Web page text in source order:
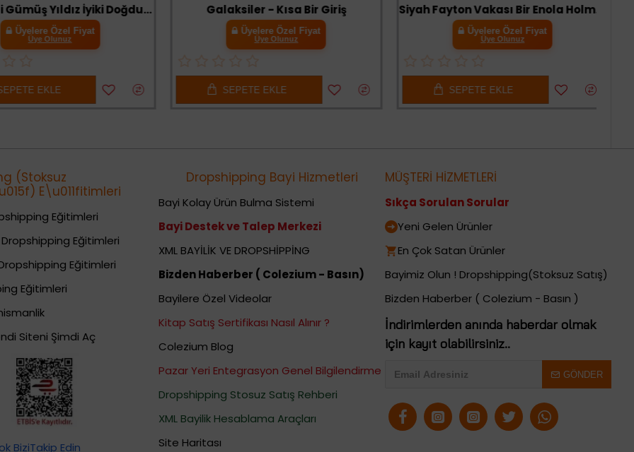
Mavi Üzeri Gümüş Yıldız İyiki Doğdun Flama Süs
Üyelere Özel Fiyat
Üye Olunuz
EKLE
Galaksiler - Kısa Bir Giriş
Üyelere Özel Fiyat
Üye Olunuz
SEPETE EKLE
Siyah Fayton Vakası Bir Enola Holmes Gizemi
Üyelere Özel Fiyat
Üye Olunuz
SEPETE EKLE
(Stoksuz
E\u011fitimleri
Eğitimleri
Eğitimleri
Eğitimleri
Eğitimleri
Siteni Şimdi Aç
BiziTakip Edin
Dropshipping Bayi Hizmetleri
Bayi Kolay Ürün Bulma Sistemi
Bayi Destek ve Talep Merkezi
XML BAYİLİK VE DROPSHİPPİNG
Bizden Haberber ( Colezium - Basın)
Bayilere Özel Videolar
Kitap Satış Sertifikası Nasıl Alınır ?
Colezium Blog
Pazar Yeri Entegrasyon Genel Bilgilendirme
Dropshipping Stosuz Satış Rehberi
XML Bayilik Hesablama Araçları
Site Haritası
MÜŞTERİ HİZMETLERİ
Sıkça Sorulan Sorular
Yeni Gelen Ürünler
En Çok Satan Ürünler
Bayimiz Olun ! Dropshipping(Stoksuz Satış)
Bizden Haberber ( Colezium - Basın )
İndirimlerden anında haberdar olmak
için kayıt olabilirsiniz..
GÖNDER